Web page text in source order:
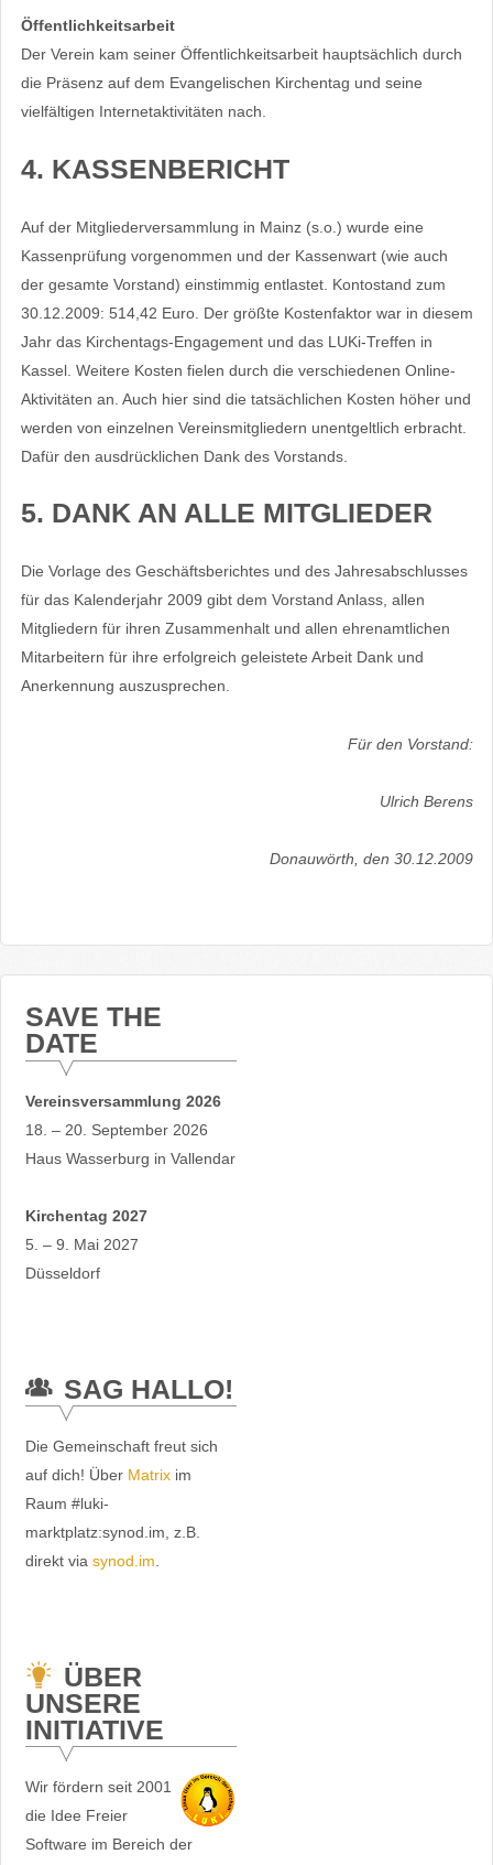
Öffentlichkeitsarbeit
Der Verein kam seiner Öffentlichkeitsarbeit hauptsächlich durch
die Präsenz auf dem Evangelischen Kirchentag und seine
vielfältigen Internetaktivitäten nach.
4. KASSENBERICHT
Auf der Mitgliederversammlung in Mainz (s.o.) wurde eine
Kassenprüfung vorgenommen und der Kassenwart (wie auch
der gesamte Vorstand) einstimmig entlastet. Kontostand zum
30.12.2009: 514,42 Euro. Der größte Kostenfaktor war in diesem
Jahr das Kirchentags-Engagement und das LUKi-Treffen in
Kassel. Weitere Kosten fielen durch die verschiedenen Online-
Aktivitäten an. Auch hier sind die tatsächlichen Kosten höher und
werden von einzelnen Vereinsmitgliedern unentgeltlich erbracht.
Dafür den ausdrücklichen Dank des Vorstands.
5. DANK AN ALLE MITGLIEDER
Die Vorlage des Geschäftsberichtes und des Jahresabschlusses
für das Kalenderjahr 2009 gibt dem Vorstand Anlass, allen
Mitgliedern für ihren Zusammenhalt und allen ehrenamtlichen
Mitarbeitern für ihre erfolgreich geleistete Arbeit Dank und
Anerkennung auszusprechen.
Für den Vorstand:
Ulrich Berens
Donauwörth, den 30.12.2009
SAVE THE
DATE
Vereinsversammlung 2026
18. – 20. September 2026
Haus Wasserburg in Vallendar
Kirchentag 2027
5. – 9. Mai 2027
Düsseldorf
SAG HALLO!
Die Gemeinschaft freut sich
auf dich! Über Matrixim
Raum #luki-
marktplatz:synod.im, z.B.
direkt via synod.im
ÜBER
UNSERE
INITIATIVE
Wir fördern seit 2001
die Idee Freier
Software im Bereich der